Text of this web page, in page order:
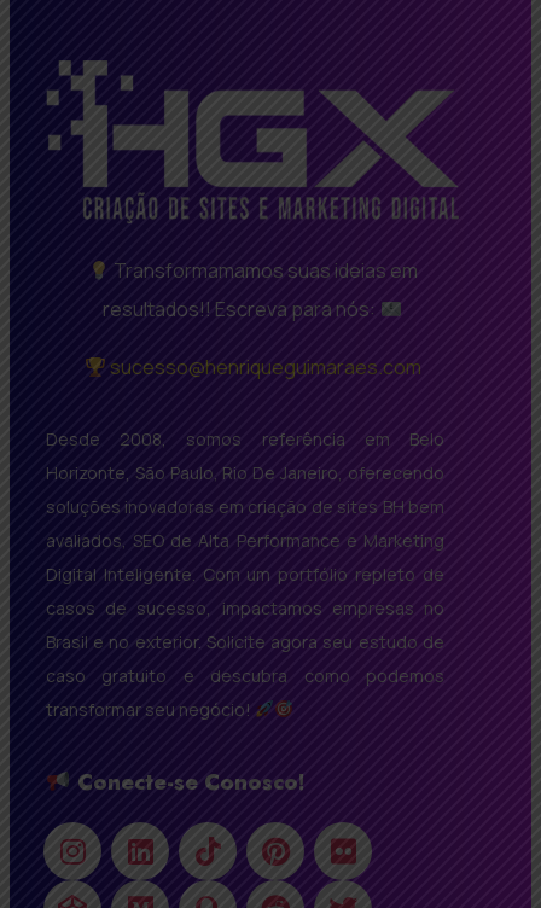
Transformamamos suas ideias em
resultados!! Escreva para nós:
sucesso@henriqueguimaraes.com
Desde 2008, somos referência em Belo
Horizonte, São Paulo, Rio De Janeiro, oferecendo
soluções inovadoras em criação de sites BH bem
avaliados, SEO de Alta Performance e Marketing
Digital Inteligente. Com um portfólio repleto de
casos de sucesso, impactamos empresas no
Brasil e no exterior. Solicite agora seu estudo de
caso gratuito e descubra como podemos
transformar seu negócio!
Conecte-se Conosco!